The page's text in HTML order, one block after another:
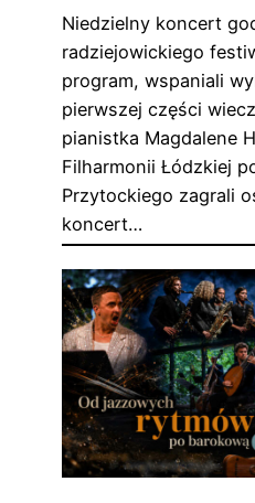
Niedzielny koncert
radziejowickiego
program, wspaniali
pierwszej części
pianistka Magdalene
Filharmonii Łódzkiej
Przytockiego zagrali
koncert…